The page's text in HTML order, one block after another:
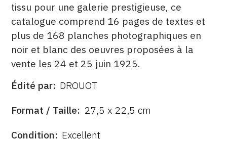
tissu pour une galerie prestigieuse, ce
catalogue comprend 16 pages de textes et
plus de 168 planches photographiques en
noir et blanc des oeuvres proposées à la
vente les 24 et 25 juin 1925.
ÉDITÉ
Édité par DROUOT
FORMAT
Format / Taille 27,5 x 22,5 cm
ÉTAT
Condition
Excellent